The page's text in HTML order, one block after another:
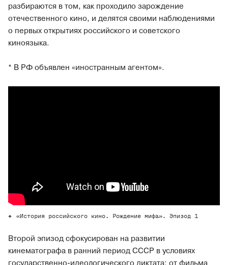
разбираются в том, как проходило зарождение
отечественного кино, и делятся своими наблюдениями
о первых открытиях российского и советского
киноязыка.
* В РФ объявлен «иностранным агентом».
«История российского кино. Рождение мифа». Эпизод 1
Второй эпизод сфокусирован на развитии
кинематографа в ранний период СССР в условиях